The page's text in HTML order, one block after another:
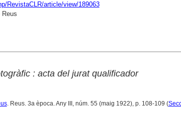
RevistaCLR/article/view/189063
Reus
: acta del jurat qualificador
. Reus. 3a època. Any III, núm. 55 (maig 1922), p. 108-109 (